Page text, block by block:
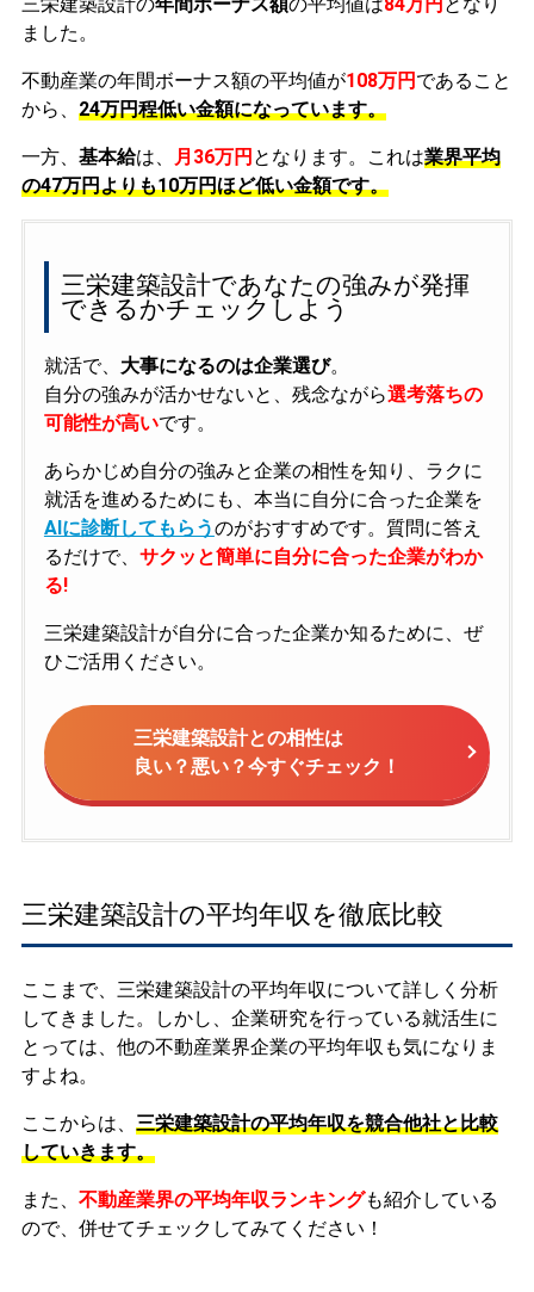
ました。
不動産業の年間ボーナス額の平均値が108万円 であること
から、 24万円程低い金額になっています。
一方、 基本給は、 月36万円 となります。これは業界平均
の47万円よりも10万円ほど低い金額です。
三栄建築設計であなたの強みが発揮
できるかチェックしよう
就活で、 大事になるのは企業選び。
自分の強みが活かせないと、残念ながら選考落ちの
可能性が高いです。
あらかじめ自分の強みと企業の相性を知り、ラクに
就活を進めるためにも、本当に自分に合った企業を
AIに診断してもらうのがおすすめです。質問に答え
るだけで、 サクッと簡単に自分に合った企業がわか
る!
三栄建築設計が自分に合った企業か知るために、ぜ
ひご活用ください。
三栄建築設計との相性は
良い？悪い？今すぐチェック！
三栄建築設計の平均年収を徹底比較
ここまで、三栄建築設計の平均年収について詳しく分析
してきました。しかし、企業研究を行っている就活生に
とっては、他の不動産業界企業の平均年収も気になりま
すよね。
ここからは、 三栄建築設計の平均年収を競合他社と比較
していきます。
また、 不動産業界の平均年収ランキングも紹介している
ので、併せてチェックしてみてください！